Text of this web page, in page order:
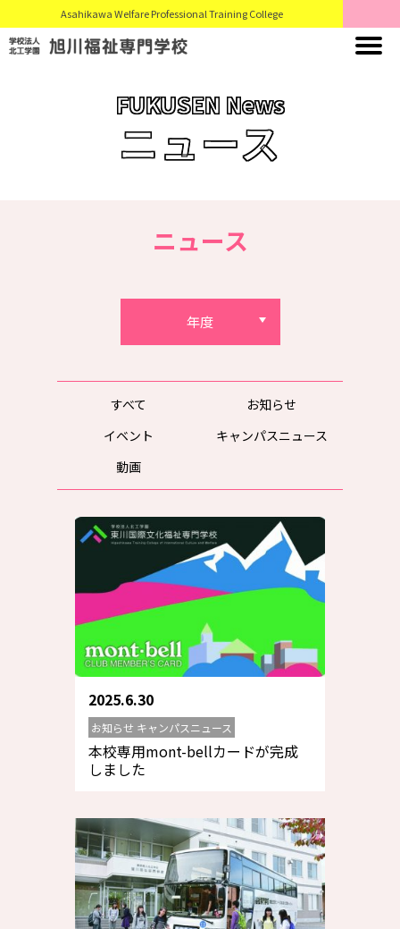
Asahikawa Welfare Professional Training College
FUKUSEN News
ニュース
ニュース
年度
すべて
お知らせ
イベント
キャンパスニュース
動画
2025.6.30
お知らせ キャンパスニュース
本校専用mont-bellカードが完成
しました